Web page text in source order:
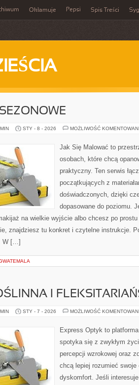
Okłamuje Pepsi Spis Treści
STY - 8 - 2026 MOŻLIWOŚĆ
Jak Się Malować to
osobach, które chcą
praktyczny. Ten serwis
początkujących z
doświadczonych, dzięki
dopasowane do poziomu.
na wielkie wyjście albo chcesz po prostu
znajdziesz tu konkret i czytelne instrukcje.
W […]
I
STY - 7 - 2026 MOŻLIWOŚĆ
Express Optyk to
spotyka się z zwykłym
percepcji wzrokowej oraz
chcą lepiej rozumieć
dyskomfort. Jeśli